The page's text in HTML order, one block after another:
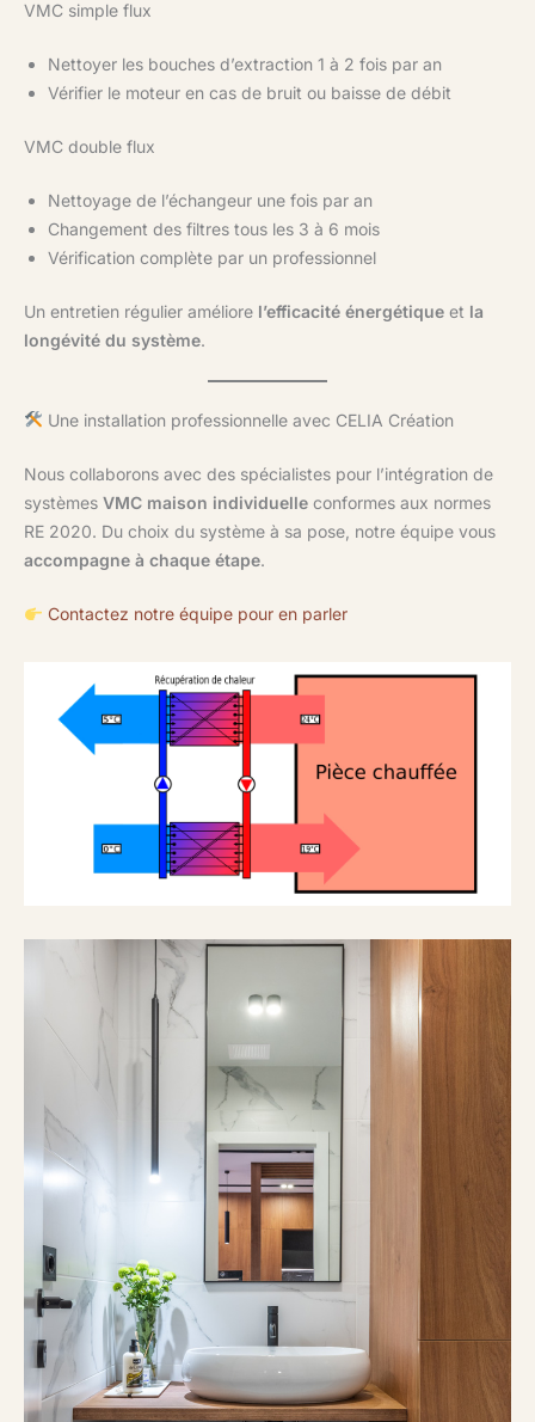
VMC simple flux
Nettoyer les bouches d’extraction 1 à 2 fois par an
Vérifier le moteur en cas de bruit ou baisse de débit
VMC double flux
Nettoyage de l’échangeur une fois par an
Changement des filtres tous les 3 à 6 mois
Vérification complète par un professionnel
Un entretien régulier améliore l’efficacité énergétique et la
longévité du système.
Une installation professionnelle avec CELIA Création
Nous collaborons avec des spécialistes pour l’intégration de
systèmes VMC maison individuelle conformes aux normes
RE 2020. Du choix du système à sa pose, notre équipe vous
accompagne à chaque étape.
Contactez notre équipe pour en parler